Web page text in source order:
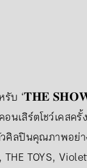
ำหรับ ‘𝐓𝐇𝐄
เสิร์ตโชว์เคสครั้
วศิลปินคุณภาพอย่
THE TOYS,